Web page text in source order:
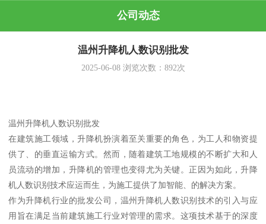
公司动态
温州升降机人数识别批发
2025-06-08浏览次数： 892次
温州升降机人数识别批发
在建筑施工领域，升降机扮演着至关重要的角色，为工人和物资提
供了、的垂直运输方式。然而，随着建筑工地规模的不断扩大和人
员流动的增加，升降机的管理也变得尤为关键。正因为如此，升降
机人数识别技术应运而生，为施工提供了加智能、的解决方案。
作为升降机行业的批发公司，温州升降机人数识别技术的引入与应
用旨在满足当前建筑施工行业对管理的需求。这项技术基于的深度